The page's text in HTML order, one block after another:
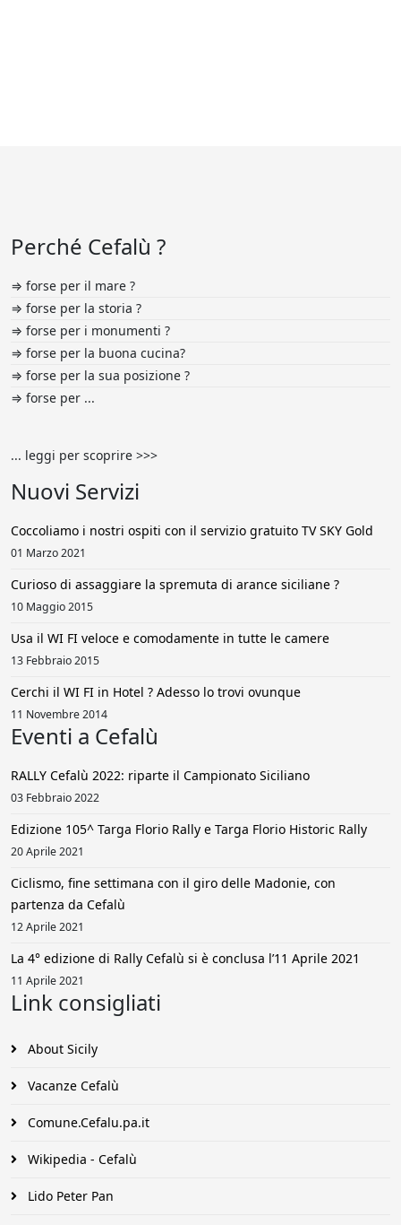
Perché Cefalù ?
⇒ forse per il mare ?
⇒ forse per la storia ?
⇒ forse per i monumenti ?
⇒ forse per la buona cucina?
⇒ forse per la sua posizione ?
⇒ forse per ...
... leggi per scoprire >>>
Nuovi Servizi
Coccoliamo i nostri ospiti con il servizio gratuito TV SKY Gold
01 Marzo 2021
Curioso di assaggiare la spremuta di arance siciliane ?
10 Maggio 2015
Usa il WI FI veloce e comodamente in tutte le camere
13 Febbraio 2015
Cerchi il WI FI in Hotel ? Adesso lo trovi ovunque
11 Novembre 2014
Eventi a Cefalù
RALLY Cefalù 2022: riparte il Campionato Siciliano
03 Febbraio 2022
Edizione 105^ Targa Florio Rally e Targa Florio Historic Rally
20 Aprile 2021
Ciclismo, fine settimana con il giro delle Madonie, con
partenza da Cefalù
12 Aprile 2021
La 4° edizione di Rally Cefalù si è conclusa l’11 Aprile 2021
11 Aprile 2021
Link consigliati
About Sicily
Vacanze Cefalù
Comune.Cefalu.pa.it
Wikipedia - Cefalù
Lido Peter Pan